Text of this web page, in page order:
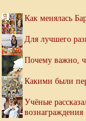
Как менялась
Для лучшего
Почему важно,
Какими были
Учёные
вознаграждения